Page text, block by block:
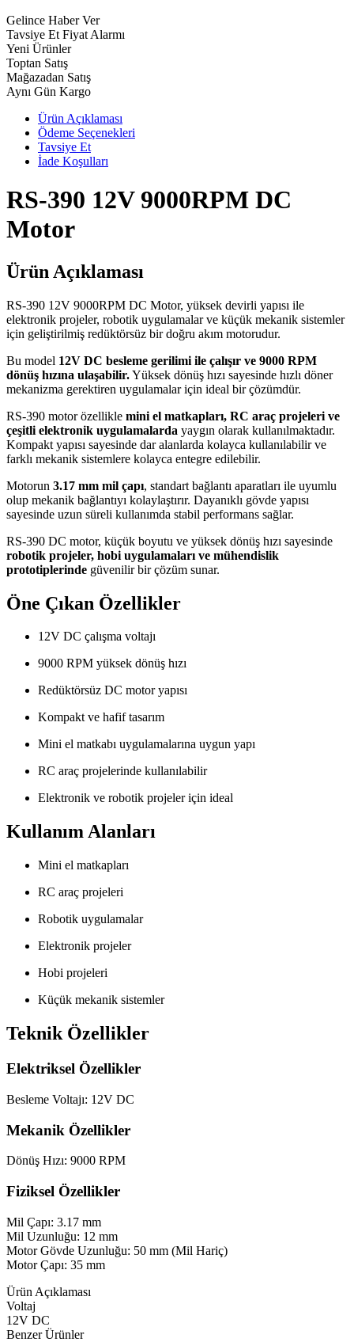
Gelince Haber Ver
Tavsiye Et Fiyat Alarmı
Yeni Ürünler
Toptan Satış
Mağazadan Satış
Aynı Gün Kargo
Ürün Açıklaması
Ödeme Seçenekleri
Tavsiye Et
İade Koşulları
RS-390 12V 9000RPM DC
Motor
Ürün Açıklaması
RS-390 12V 9000RPM DC Motor, yüksek devirli yapısı ile
elektronik projeler, robotik uygulamalar ve küçük mekanik sistemler
için geliştirilmiş redüktörsüz bir doğru akım motorudur.
Bu model 12V DC besleme gerilimi ile çalışır ve 9000 RPM
dönüş hızına ulaşabilir.Yüksek dönüş hızı sayesinde hızlı döner
mekanizma gerektiren uygulamalar için ideal bir çözümdür.
RS-390 motor özellikle mini el matkapları, RC araç projeleri ve
çeşitli elektronik uygulamalarda yaygın olarak kullanılmaktadır.
Kompakt yapısı sayesinde dar alanlarda kolayca kullanılabilir ve
farklı mekanik sistemlere kolayca entegre edilebilir.
Motorun 3.17 mm mil çapı, standart bağlantı aparatları ile uyumlu
olup mekanik bağlantıyı kolaylaştırır. Dayanıklı gövde yapısı
sayesinde uzun süreli kullanımda stabil performans sağlar.
RS-390 DC motor, küçük boyutu ve yüksek dönüş hızı sayesinde
robotik projeler, hobi uygulamaları ve mühendislik
prototiplerinde güvenilir bir çözüm sunar.
Öne Çıkan Özellikler
12V DC çalışma voltajı
9000 RPM yüksek dönüş hızı
Redüktörsüz DC motor yapısı
Kompakt ve hafif tasarım
Mini el matkabı uygulamalarına uygun yapı
RC araç projelerinde kullanılabilir
Elektronik ve robotik projeler için ideal
Kullanım Alanları
Mini el matkapları
RC araç projeleri
Robotik uygulamalar
Elektronik projeler
Hobi projeleri
Küçük mekanik sistemler
Teknik Özellikler
Elektriksel Özellikler
Besleme Voltajı: 12V DC
Mekanik Özellikler
Dönüş Hızı: 9000 RPM
Fiziksel Özellikler
Mil Çapı: 3.17 mm
Mil Uzunluğu: 12 mm
Motor Gövde Uzunluğu: 50 mm (Mil Hariç)
Motor Çapı: 35 mm
Ürün Açıklaması
Voltaj
12V DC
Benzer Ürünler